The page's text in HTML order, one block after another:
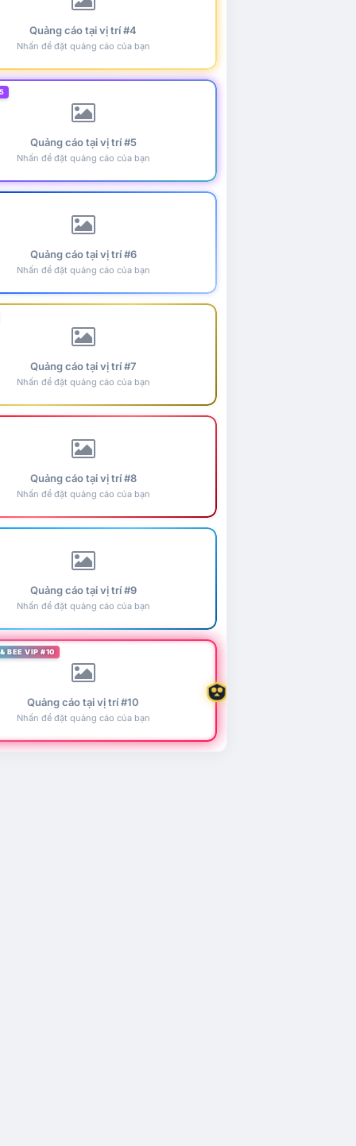
Quảng cáo tại vị trí #4
Nhấn để đặt quảng cáo của bạn
Quảng cáo tại vị trí #5
Nhấn để đặt quảng cáo của bạn
Quảng cáo tại vị trí #6
Nhấn để đặt quảng cáo của bạn
Quảng cáo tại vị trí #7
Nhấn để đặt quảng cáo của bạn
Quảng cáo tại vị trí #8
Nhấn để đặt quảng cáo của bạn
Quảng cáo tại vị trí #9
Nhấn để đặt quảng cáo của bạn
BEE VIP #10
Quảng cáo tại vị trí #10
Nhấn để đặt quảng cáo của bạn